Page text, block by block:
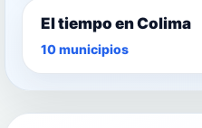
El tiempo en Colima
10 municipios